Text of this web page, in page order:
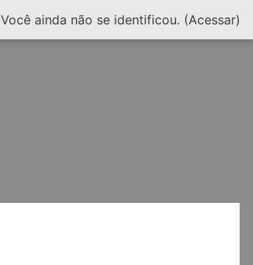
Alternar entrada de pesquisa
Você ainda não se identificou. (Acessar)